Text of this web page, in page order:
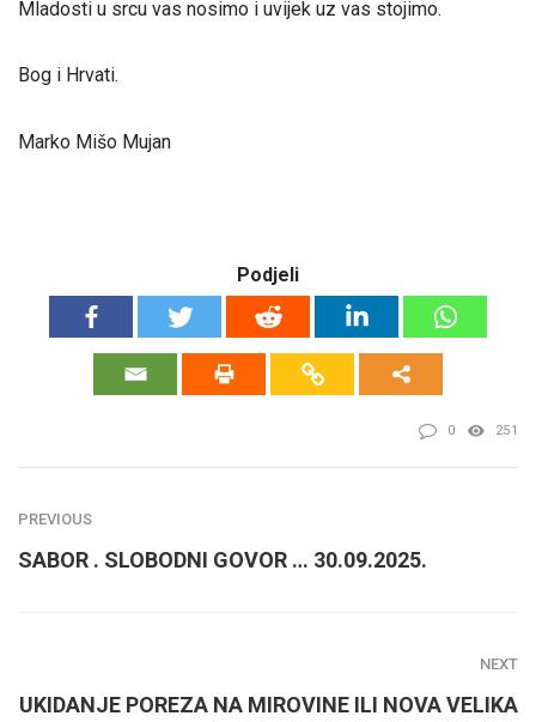
Mladosti u srcu vas nosimo i uvijek uz vas stojimo.
Bog i Hrvati.
Marko Mišo Mujan
Podjeli
0 251
PREVIOUS
SABOR . SLOBODNI GOVOR … 30.09.2025.
NEXT
UKIDANJE POREZA NA MIROVINE ILI NOVA VELIKA